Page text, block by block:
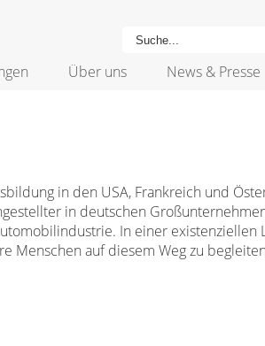
Über uns News & Presse
in den USA, Frankreich und
in deutschen
In einer existenziellen
Menschen auf diesem Weg zu